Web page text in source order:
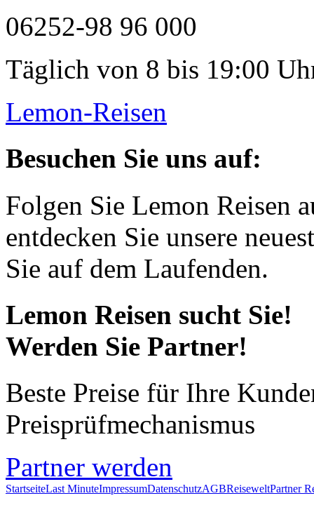
06252-98 96 000
Täglich von 8 bis 19:00
Lemon-Reisen
Besuchen Sie uns auf:
Folgen Sie Lemon Reisen
entdecken Sie unsere
Sie auf dem Laufenden.
Lemon Reisen sucht Sie!
Werden Sie Partner!
Beste Preise für Ihre
Preisprüfmechanismus
Partner werden
StartseiteLast MinuteImpressumDatenschutzAGBReiseweltPartner